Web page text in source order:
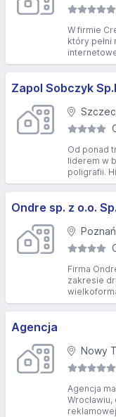
W firmie
który
Zapol Sobczyk
Od ponad
liderem w
poligrafii.
Ondre sp. z o.o.
Poznań
Firma
zakresie
Agencja
Nowy
Agencja